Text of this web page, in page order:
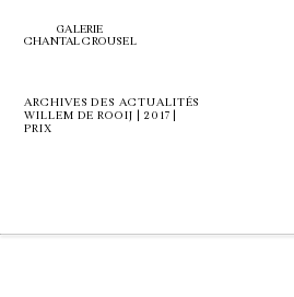
GALERIE
CHANTAL CROUSEL
ARCHIVES DES ACTUALITÉS
WILLEM DE ROOIJ | 2017 |
PRIX